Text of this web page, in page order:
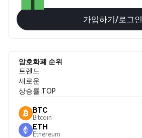
가입하기/로그인
암호화폐 순위
트렌드
새로운
상승률 TOP
BTC
Bitcoin
ETH
Ethereum